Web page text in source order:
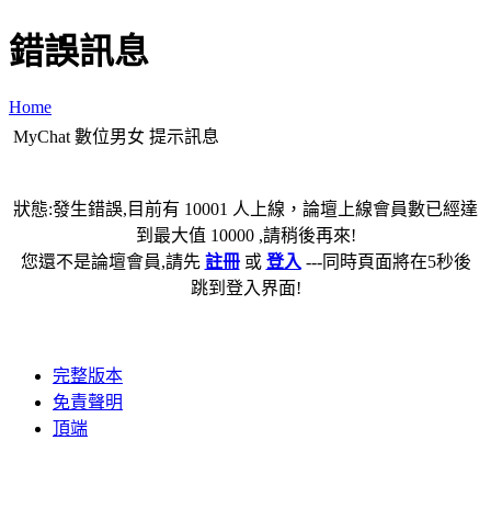
錯誤訊息
Home
MyChat 數位男女 提示訊息
狀態:發生錯誤,目前有 10001 人上線，論壇上線會員數已經達
到最大值 10000 ,請稍後再來!
您還不是論壇會員,請先 註冊或 登入 ---同時頁面將在5秒後
跳到登入界面!
完整版本
免責聲明
頂端